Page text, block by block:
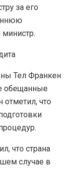
за его
Тел Франкен
обещанные
отметил, что
что страна
случае в